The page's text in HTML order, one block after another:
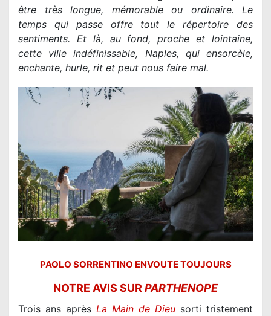
être très longue, mémorable ou ordinaire. Le
temps qui passe offre tout le répertoire des
sentiments. Et là, au fond, proche et lointaine,
cette ville indéfinissable, Naples, qui ensorcèle,
enchante, hurle, rit et peut nous faire mal.
PAOLO SORRENTINO ENVOUTE TOUJOURS
NOTRE AVIS SUR PARTHENOPE
Trois ans après La Main de Dieu sorti tristement